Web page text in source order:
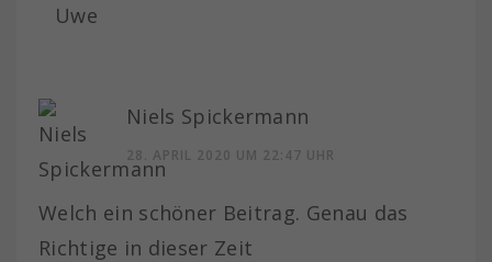
Uwe
Niels Spickermann
28. APRIL 2020 UM 22:47 UHR
Welch ein schöner Beitrag. Genau das
Richtige in dieser Zeit